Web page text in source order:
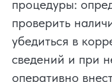
процедуры:
проверить
убедиться в
сведений и при
оперативно